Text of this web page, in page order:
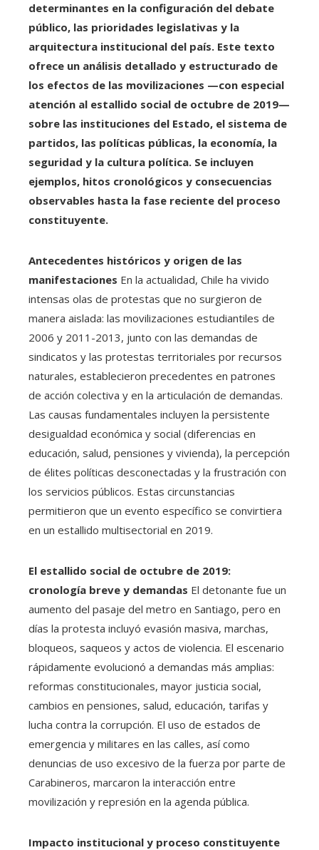
determinantes en la configuración del debate
público, las prioridades legislativas y la
arquitectura institucional del país. Este texto
ofrece un análisis detallado y estructurado de
los efectos de las movilizaciones —con especial
atención al estallido social de octubre de 2019—
sobre las instituciones del Estado, el sistema de
partidos, las políticas públicas, la economía, la
seguridad y la cultura política. Se incluyen
ejemplos, hitos cronológicos y consecuencias
observables hasta la fase reciente del proceso
constituyente.
Antecedentes históricos y origen de las
manifestaciones En la actualidad, Chile ha vivido
intensas olas de protestas que no surgieron de
manera aislada: las movilizaciones estudiantiles de
2006 y 2011-2013, junto con las demandas de
sindicatos y las protestas territoriales por recursos
naturales, establecieron precedentes en patrones
de acción colectiva y en la articulación de demandas.
Las causas fundamentales incluyen la persistente
desigualdad económica y social (diferencias en
educación, salud, pensiones y vivienda), la percepción
de élites políticas desconectadas y la frustración con
los servicios públicos. Estas circunstancias
permitieron que un evento específico se convirtiera
en un estallido multisectorial en 2019.
El estallido social de octubre de 2019:
cronología breve y demandas El detonante fue un
aumento del pasaje del metro en Santiago, pero en
días la protesta incluyó evasión masiva, marchas,
bloqueos, saqueos y actos de violencia. El escenario
rápidamente evolucionó a demandas más amplias:
reformas constitucionales, mayor justicia social,
cambios en pensiones, salud, educación, tarifas y
lucha contra la corrupción. El uso de estados de
emergencia y militares en las calles, así como
denuncias de uso excesivo de la fuerza por parte de
Carabineros, marcaron la interacción entre
movilización y represión en la agenda pública.
Impacto institucional y proceso constituyente